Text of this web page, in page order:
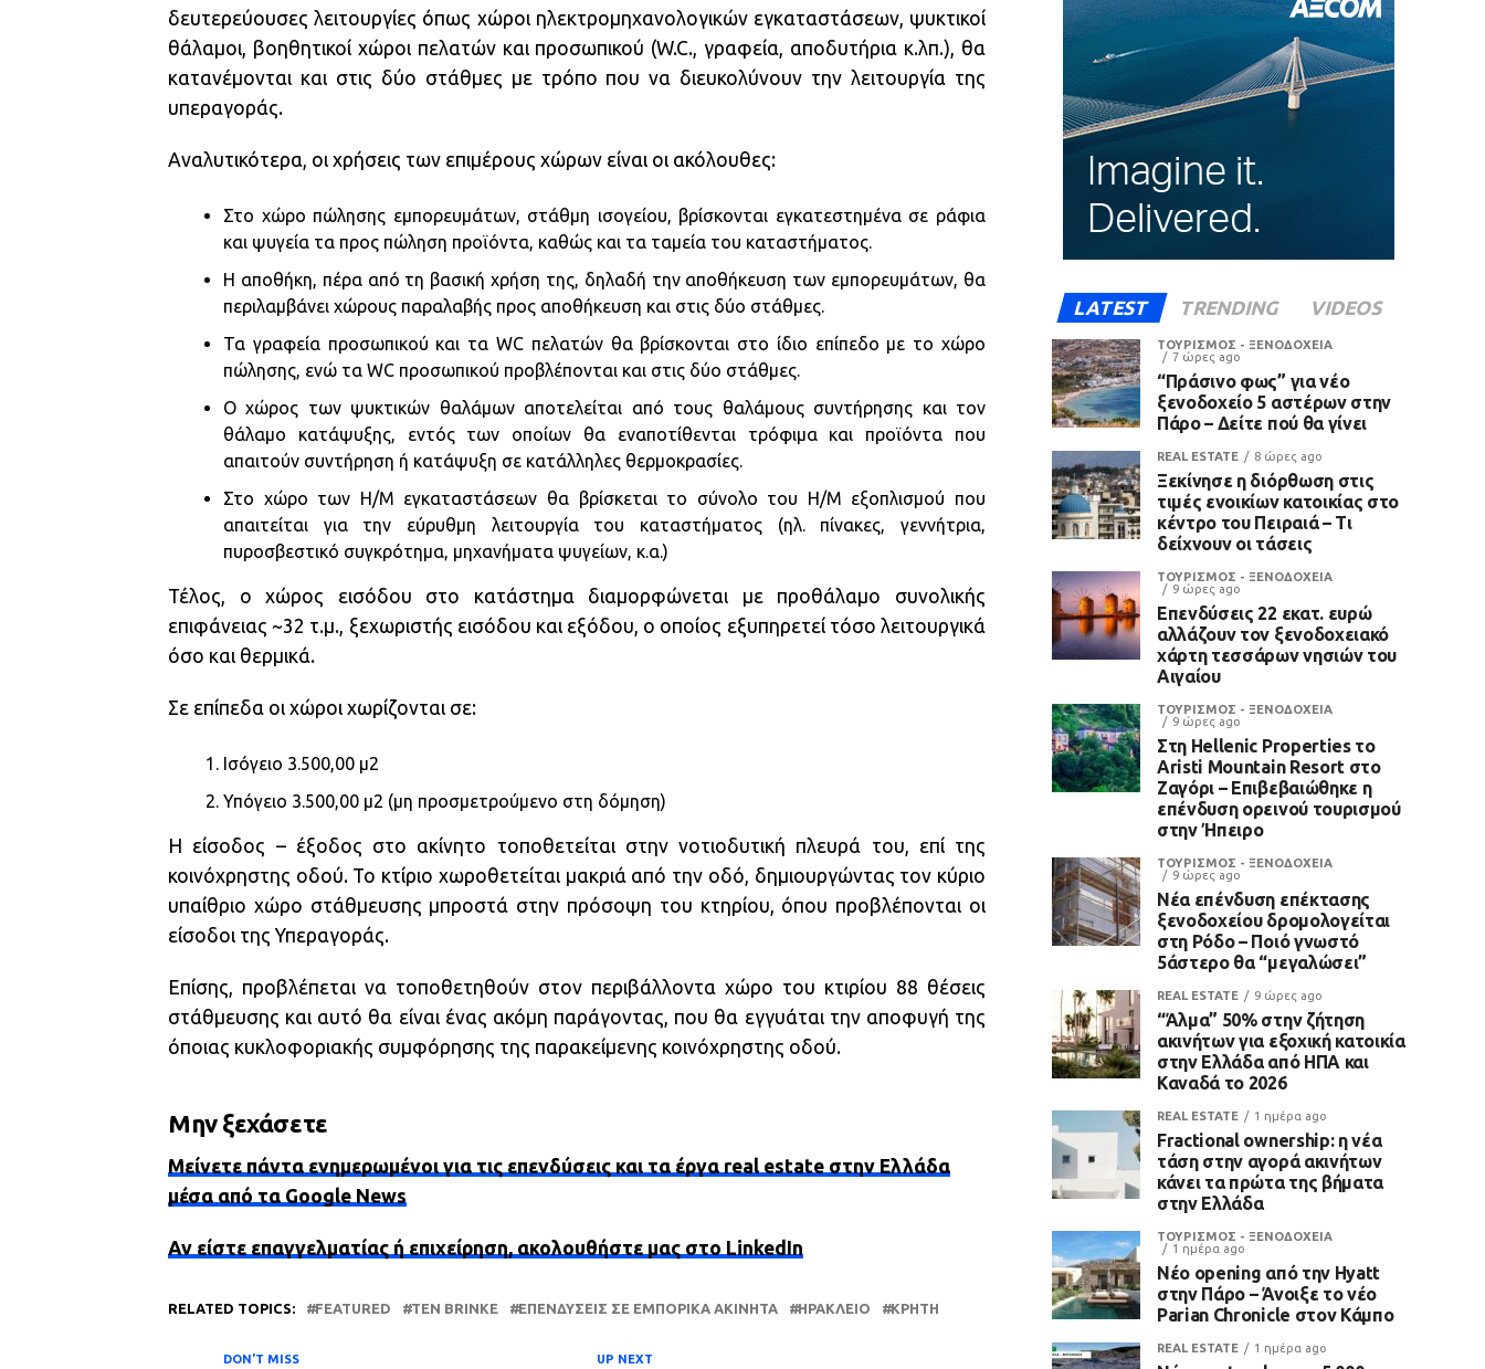
δευτερεύουσες λειτουργίες όπως χώροι ηλεκτρομηχανολογικών εγκαταστάσεων, ψυκτικοί
θάλαμοι, βοηθητικοί χώροι πελατών και προσωπικού (W.C., γραφεία, αποδυτήρια κ.λπ.), θα
κατανέμονται και στις δύο στάθμες με τρόπο που να διευκολύνουν την λειτουργία της
υπεραγοράς.
Αναλυτικότερα, οι χρήσεις των επιμέρους χώρων είναι οι ακόλουθες:
Στο χώρο πώλησης εμπορευμάτων, στάθμη ισογείου, βρίσκονται εγκατεστημένα σε ράφια
και ψυγεία τα προς πώληση προϊόντα, καθώς και τα ταμεία του καταστήματος.
Η αποθήκη, πέρα από τη βασική χρήση της, δηλαδή την αποθήκευση των εμπορευμάτων, θα
περιλαμβάνει χώρους παραλαβής προς αποθήκευση και στις δύο στάθμες.
Τα γραφεία προσωπικού και τα WC πελατών θα βρίσκονται στο ίδιο επίπεδο με το χώρο
πώλησης, ενώ τα WC προσωπικού προβλέπονται και στις δύο στάθμες.
Ο χώρος των ψυκτικών θαλάμων αποτελείται από τους θαλάμους συντήρησης και τον
θάλαμο κατάψυξης, εντός των οποίων θα εναποτίθενται τρόφιμα και προϊόντα που
απαιτούν συντήρηση ή κατάψυξη σε κατάλληλες θερμοκρασίες.
Στο χώρο των Η/Μ εγκαταστάσεων θα βρίσκεται το σύνολο του Η/Μ εξοπλισμού που
απαιτείται για την εύρυθμη λειτουργία του καταστήματος (ηλ. πίνακες, γεννήτρια,
πυροσβεστικό συγκρότημα, μηχανήματα ψυγείων, κ.α.)
Τέλος, ο χώρος εισόδου στο κατάστημα διαμορφώνεται με προθάλαμο συνολικής
επιφάνειας ~32 τ.μ., ξεχωριστής εισόδου και εξόδου, ο οποίος εξυπηρετεί τόσο λειτουργικά
όσο και θερμικά.
Σε επίπεδα οι χώροι χωρίζονται σε:
Ισόγειο 3.500,00 μ2
Υπόγειο 3.500,00 μ2 (μη προσμετρούμενο στη δόμηση)
Η είσοδος – έξοδος στο ακίνητο τοποθετείται στην νοτιοδυτική πλευρά του, επί της
κοινόχρηστης οδού. Το κτίριο χωροθετείται μακριά από την οδό, δημιουργώντας τον κύριο
υπαίθριο χώρο στάθμευσης μπροστά στην πρόσοψη του κτηρίου, όπου προβλέπονται οι
είσοδοι της Υπεραγοράς.
Επίσης, προβλέπεται να τοποθετηθούν στον περιβάλλοντα χώρο του κτιρίου 88 θέσεις
στάθμευσης και αυτό θα είναι ένας ακόμη παράγοντας, που θα εγγυάται την αποφυγή της
όποιας κυκλοφοριακής συμφόρησης της παρακείμενης κοινόχρηστης οδού.
Μην ξεχάσετε
Μείνετε πάντα ενημερωμένοι για τις επενδύσεις και τα έργα real estate στην Ελλάδα
μέσα από τα Google News
Αν είστε επαγγελματίας ή επιχείρηση, ακολουθήστε μας στο LinkedIn
RELATED TOPICS: FEATURED TEN BRINKE ΕΠΕΝΔΎΣΕΙΣ ΣΕ ΕΜΠΟΡΙΚΆ ΑΚΊΝΗΤΑ ΗΡΆΚΛΕΙΟ ΚΡΉΤΗ
UP NEXT
DON'T MISS
LATEST TRENDING VIDEOS
ΤΟΥΡΙΣΜΟΣ - ΞΕΝΟΔΟΧΕΙΑ
7 ώρες ago
“Πράσινο φως” για νέο
ξενοδοχείο 5 αστέρων στην
Πάρο – Δείτε πού θα γίνει
REAL ESTATE 8 ώρες ago
Ξεκίνησε η διόρθωση στις
τιμές ενοικίων κατοικίας στο
κέντρο του Πειραιά – Τι
δείχνουν οι τάσεις
ΤΟΥΡΙΣΜΟΣ - ΞΕΝΟΔΟΧΕΙΑ
9 ώρες ago
Επενδύσεις 22 εκατ. ευρώ
αλλάζουν τον ξενοδοχειακό
χάρτη τεσσάρων νησιών του
Αιγαίου
ΤΟΥΡΙΣΜΟΣ - ΞΕΝΟΔΟΧΕΙΑ
9 ώρες ago
Στη Hellenic Properties το
Aristi Mountain Resort στο
Ζαγόρι – Επιβεβαιώθηκε η
επένδυση ορεινού τουρισμού
στην Ήπειρο
ΤΟΥΡΙΣΜΟΣ - ΞΕΝΟΔΟΧΕΙΑ
9 ώρες ago
Νέα επένδυση επέκτασης
ξενοδοχείου δρομολογείται
στη Ρόδο – Ποιό γνωστό
5άστερο θα “μεγαλώσει”
REAL ESTATE 9 ώρες ago
“Άλμα” 50% στην ζήτηση
ακινήτων για εξοχική κατοικία
στην Ελλάδα από ΗΠΑ και
Καναδά το 2026
REAL ESTATE 1 ημέρα ago
Fractional ownership: η νέα
τάση στην αγορά ακινήτων
κάνει τα πρώτα της βήματα
στην Ελλάδα
ΤΟΥΡΙΣΜΟΣ - ΞΕΝΟΔΟΧΕΙΑ
1 ημέρα ago
Νέο opening από την Hyatt
στην Πάρο – Άνοιξε το νέο
Parian Chronicle στον Κάμπο
REAL ESTATE 1 ημέρα ago